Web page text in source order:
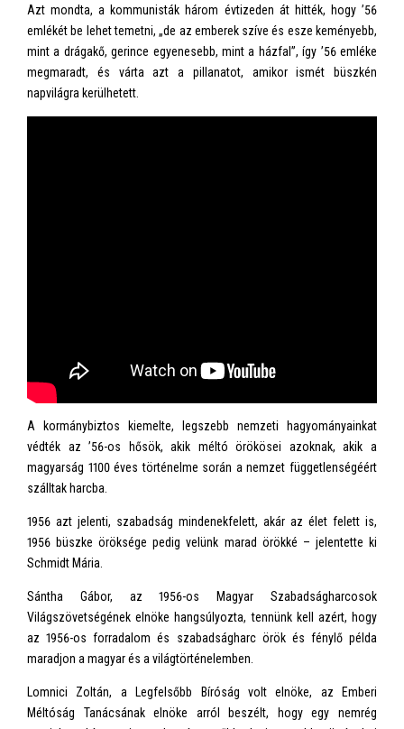
Azt mondta, a kommunisták három évtizeden át hitték, hogy ’56
emlékét be lehet temetni, „de az emberek szíve és esze keményebb,
mint a drágakő, gerince egyenesebb, mint a házfal”, így ’56 emléke
megmaradt, és várta azt a pillanatot, amikor ismét büszkén
napvilágra kerülhetett.
A kormánybiztos kiemelte, legszebb nemzeti hagyományainkat
védték az ’56-os hősök, akik méltó örökösei azoknak, akik a
magyarság 1100 éves történelme során a nemzet függetlenségéért
szálltak harcba.
1956 azt jelenti, szabadság mindenekfelett, akár az élet felett is,
1956 büszke öröksége pedig velünk marad örökké – jelentette ki
Schmidt Mária.
Sántha Gábor, az 1956-os Magyar Szabadságharcosok
Világszövetségének elnöke hangsúlyozta, tennünk kell azért, hogy
az 1956-os forradalom és szabadságharc örök és fénylő példa
maradjon a magyar és a világtörténelemben.
Lomnici Zoltán, a Legfelsőbb Bíróság volt elnöke, az Emberi
Méltóság Tanácsának elnöke arról beszélt, hogy egy nemrég